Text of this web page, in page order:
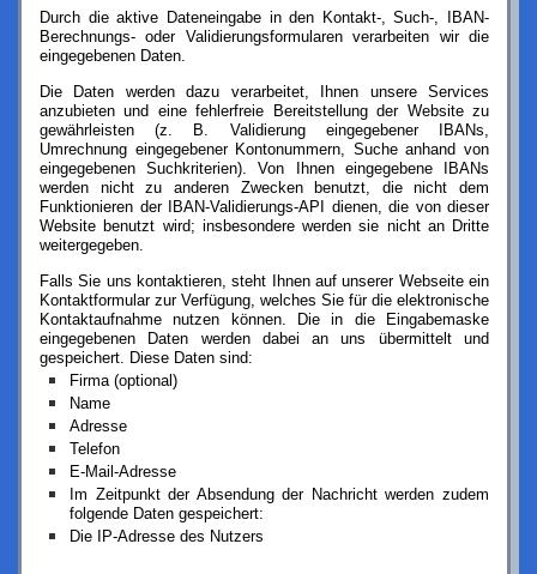
Durch die aktive Dateneingabe in den Kontakt-, Such-, IBAN-
Berechnungs- oder Validierungsformularenverarbeiten wir die
eingegebenen Daten.
Die Daten werden dazu verarbeitet, Ihnen unsere Services
anzubieten und eine fehlerfreie Bereitstellung der Website zu
gewährleisten (z. B. Validierung eingegebener IBANs,
Umrechnung eingegebener Kontonummern, Suche anhand von
eingegebenen Suchkriterien). Von Ihnen eingegebene IBANs
werden nicht zu anderen Zwecken benutzt, die nicht dem
Funktionieren der IBAN-Validierungs-API dienen, die von dieser
Website benutzt wird; insbesondere werden sie nicht an Dritte
weitergegeben.
Falls Sie uns kontaktieren, steht Ihnen auf unserer Webseite ein
Kontaktformular zur Verfügung, welches Sie für die elektronische
Kontaktaufnahme nutzen können. Die in die Eingabemaske
eingegebenen Daten werden dabei an uns übermittelt und
gespeichert. Diese Daten sind:
Firma (optional)
Name
Adresse
Telefon
E-Mail-Adresse
Im Zeitpunkt der Absendung der Nachricht werden zudem
folgende Daten gespeichert:
Die IP-Adresse des Nutzers